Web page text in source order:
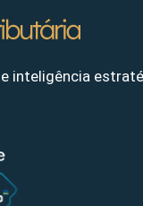
inteligência